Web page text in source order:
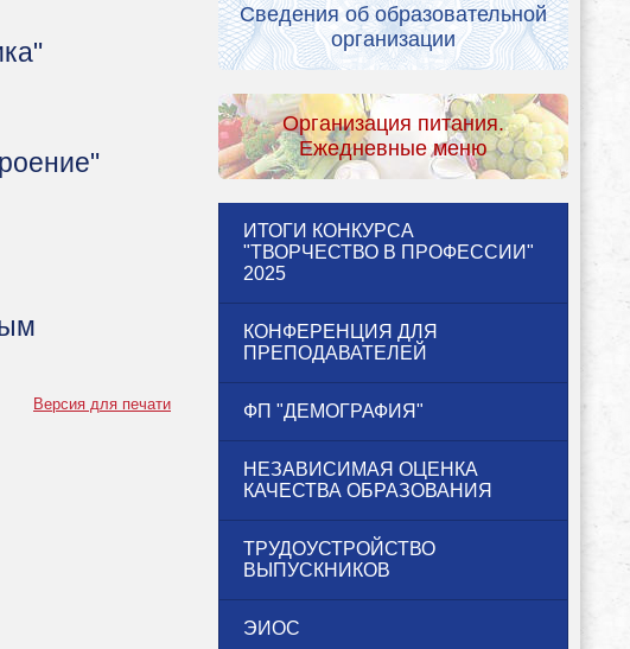
Версия для печати
Сведения об образовательной
организации
Организация питания.
Ежедневные меню
ИТОГИ КОНКУРСА
"ТВОРЧЕСТВО В ПРОФЕССИИ"
2025
КОНФЕРЕНЦИЯ ДЛЯ
ПРЕПОДАВАТЕЛЕЙ
ФП "ДЕМОГРАФИЯ"
НЕЗАВИСИМАЯ ОЦЕНКА
КАЧЕСТВА ОБРАЗОВАНИЯ
ТРУДОУСТРОЙСТВО
ВЫПУСКНИКОВ
ЭИОС